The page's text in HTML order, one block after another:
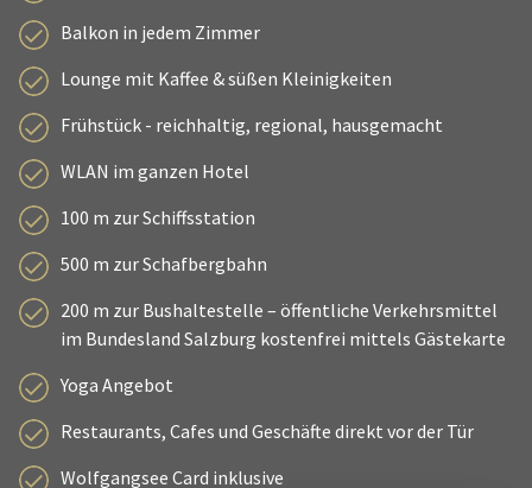
Balkon in jedem Zimmer
Lounge mit Kaffee & süßen Kleinigkeiten
Frühstück - reichhaltig, regional, hausgemacht
WLAN im ganzen Hotel
100 m zur Schiffsstation
500 m zur Schafbergbahn
200 m zur Bushaltestelle – öffentliche Verkehrsmittel
im Bundesland Salzburg kostenfrei mittels Gästekarte
Yoga Angebot
Restaurants, Cafes und Geschäfte direkt vor der Tür
Wolfgangsee Card inklusive